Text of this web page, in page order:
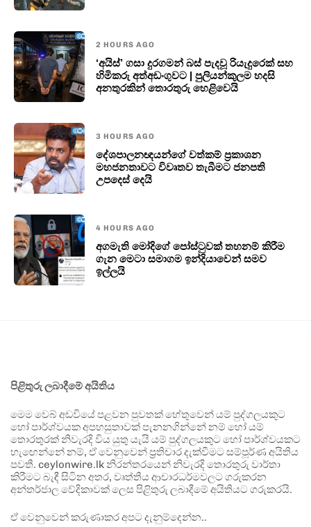
2 HOURS AGO
‘අයිස්’ ගසා දුරගමන් බස් පැදවූ රියැදුරෙක් සහ
හිමිකරු අත්අඩංගුවට | පුලියන්කුලම හදසි
අනතුරකින් තොරතුරු හෙළිවෙයි
3 HOURS AGO
දේශපාලනඥයන්ගේ වත්කම් ප්‍රකාශන
මහජනතාවට විවෘතව තැබීමට ජනපති
උපදෙස් දෙයි
4 HOURS AGO
අගමැති මෝදිගේ පෝස්ටුවක් තහනම් කිරීම
ගැන මෙටා සමාගම ඉන්දියාවෙන් සමව
ඉල්ලයි
පිළිතුරු ලබාදීමේ අයිතිය
මෙම වෙබ් අඩවියේ පළවන පුවතක් හේතුවෙන් යම් පුද්ගලයකුට
හෝ පාර්ශ්වයක අපහසුතාවක් පැනනගින්නේ නම් හෝ යම්
තොරතුරක් නිවැරදි විය යුතු යැයි යම් පුද්ගලයකුට හෝ පාර්ශ්වයකට
හැඟෙන්නේ නම්, ඒ වෙනුවෙන් ප්‍රතිචාර දැක්වීමට සම්පූර්ණ අයිතිය
පවතී. ceylonwire.lk නිරන්තරයෙන් නිවැරදි තොරතුරු වාර්තා
කිරීමට බැඳී සිටින අතර, වෘත්තීය ආචාරධර්මවලට ගරුකරන
අන්තර්ජාල වේදිකාවක් ලෙස පිළිතුරු ලබාදීමේ අයිතියට ගරුකරයි.
ඒ වෙනුවෙන් කරුණාකර අපට දැනුම්දෙන්න..